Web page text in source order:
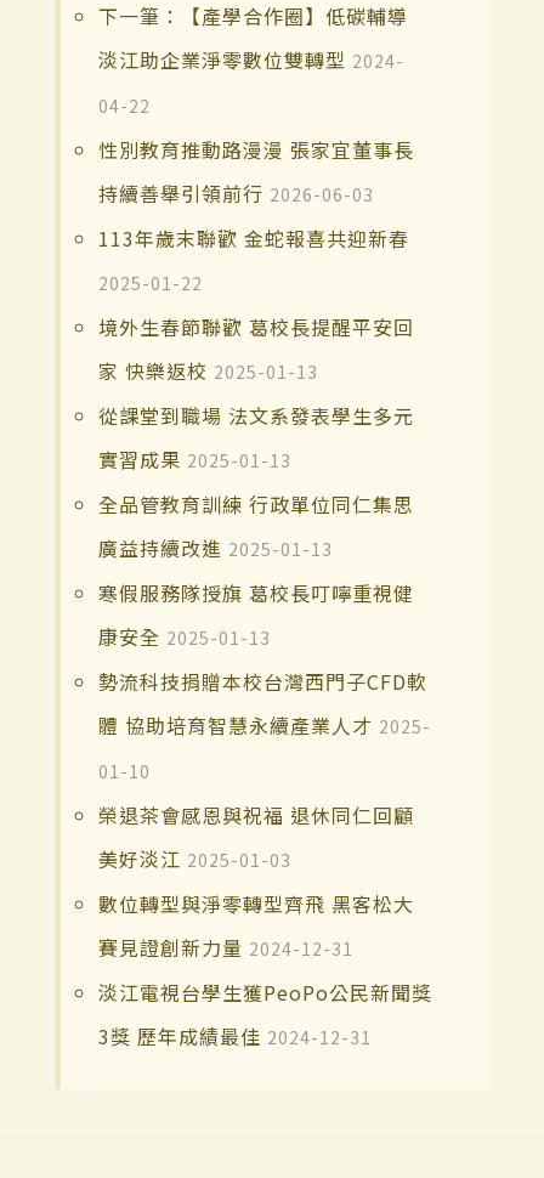
下一筆：【產學合作圈】低碳輔導
淡江助企業淨零數位雙轉型 2024-
04-22
性別教育推動路漫漫 張家宜董事長
持續善舉引領前行 2026-06-03
113年歲末聯歡 金蛇報喜共迎新春
2025-01-22
境外生春節聯歡 葛校長提醒平安回
家 快樂返校 2025-01-13
從課堂到職場 法文系發表學生多元
實習成果 2025-01-13
全品管教育訓練 行政單位同仁集思
廣益持續改進 2025-01-13
寒假服務隊授旗 葛校長叮嚀重視健
康安全 2025-01-13
勢流科技捐贈本校台灣西門子CFD軟
體 協助培育智慧永續產業人才 2025-
01-10
榮退茶會感恩與祝福 退休同仁回顧
美好淡江 2025-01-03
數位轉型與淨零轉型齊飛 黑客松大
賽見證創新力量 2024-12-31
淡江電視台學生獲PeoPo公民新聞獎
3獎 歷年成績最佳 2024-12-31